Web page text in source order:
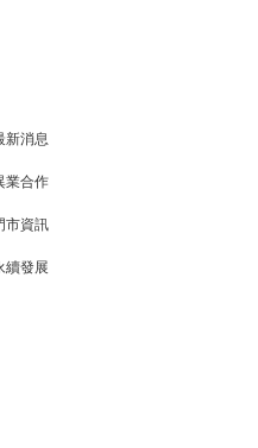
新消息
業合作
市資訊
續發展